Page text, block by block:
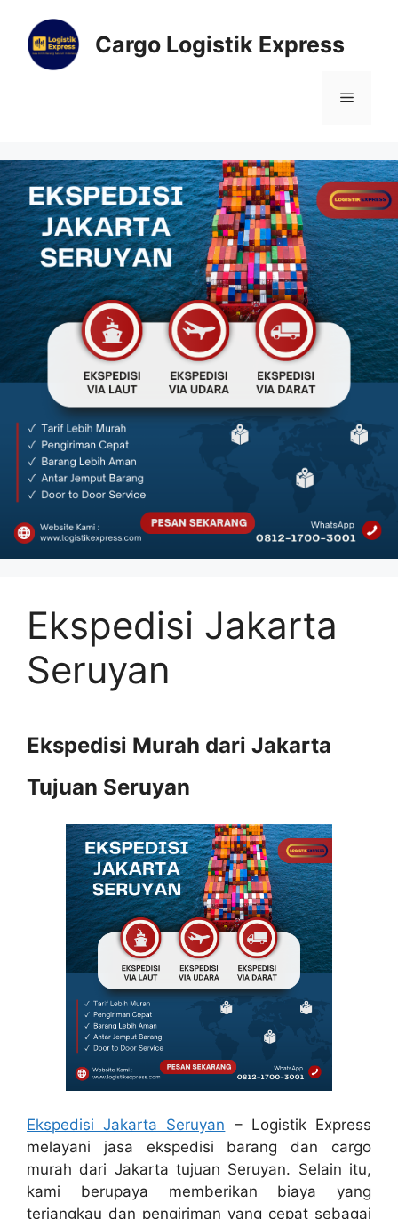
Cargo Logistik Express
Ekspedisi Jakarta
Seruyan
Ekspedisi Murah dari Jakarta
Tujuan Seruyan
Ekspedisi Jakarta Seruyan – Logistik Express
melayani jasa ekspedisi barang dan cargo
murah dari Jakarta tujuan Seruyan. Selain itu,
kami berupaya memberikan biaya yang
terjangkau dan pengiriman yang cepat sebagai